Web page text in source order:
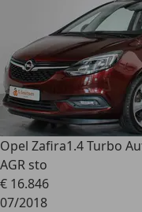
Opel Zafira1.4 Turbo
AGR sto
€ 16.846
07/2018